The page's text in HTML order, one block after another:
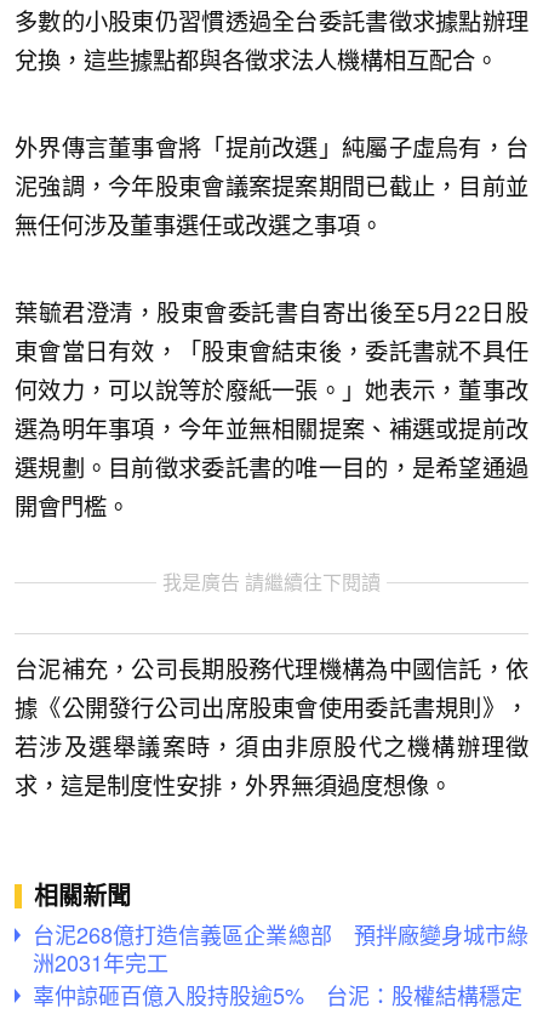
多數的小股東仍習慣透過全台委託書徵求據點辦理
兌換，這些據點都與各徵求法人機構相互配合。
外界傳言董事會將「提前改選」純屬子虛烏有，台
泥強調，今年股東會議案提案期間已截止，目前並
無任何涉及董事選任或改選之事項。
葉毓君澄清，股東會委託書自寄出後至5月22日股
東會當日有效，「股東會結束後，委託書就不具任
何效力，可以說等於廢紙一張。」她表示，董事改
選為明年事項，今年並無相關提案、補選或提前改
選規劃。目前徵求委託書的唯一目的，是希望通過
開會門檻。
我是廣告 請繼續往下閱讀
台泥補充，公司長期股務代理機構為中國信託，依
據《公開發行公司出席股東會使用委託書規則》，
若涉及選舉議案時，須由非原股代之機構辦理徵
求，這是制度性安排，外界無須過度想像。
相關新聞
台泥268億打造信義區企業總部 預拌廠變身城市綠
洲2031年完工
辜仲諒砸百億入股持股逾5% 台泥：股權結構穩定